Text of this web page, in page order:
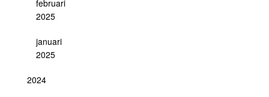
februari
2025
januari
2025
2024